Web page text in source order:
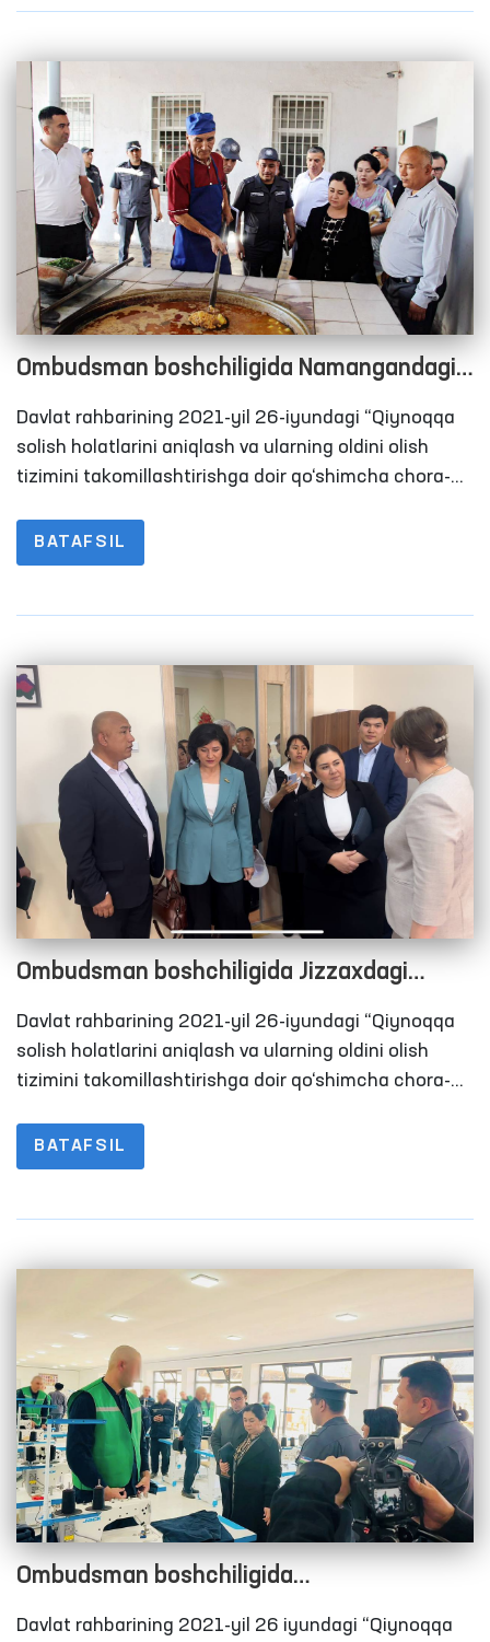
belgilangan.
Ombudsman boshchiligida Namangandagi
harakatlanish erkinligi cheklangan shaxslar
saqlanadigann yopiq muassasalardagi
sharoitlar o‘rganildi
Davlat rahbarining 2021-yil 26-iyundagi “Qiynoqqa
solish holatlarini aniqlash va ularning oldini olish
tizimini takomillashtirishga doir qo‘shimcha chora-
huquqlari bo‘yicha vakili (ombudsman) qiynoqlarning
oldini olish maqsadida Jamoatchilik guruhlari bilan
belgilangan.
BATAFSIL
Ombudsman boshchiligida Jizzaxdagi
harakatlanish erkinligi cheklangan shaxslar
saqlanadigann yopiq muassasalardagi
sharoitlar o‘rganildi
Davlat rahbarining 2021-yil 26-iyundagi “Qiynoqqa
solish holatlarini aniqlash va ularning oldini olish
tizimini takomillashtirishga doir qo‘shimcha chora-
huquqlari bo‘yicha vakili (ombudsman) qiynoqlarning
oldini olish maqsadida Jamoatchilik guruhlari bilan
BATAFSIL
Ombudsman boshchiligida
Qashqadaryodagi harakatlanish erkinligi
Davlat rahbarining 2021-yil 26 iyundagi “Qiynoqqa